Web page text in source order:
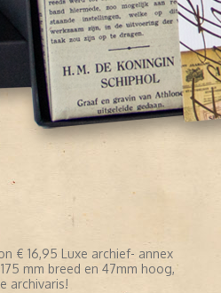
€ 16,95 Luxe archief- annex
mm breed en 47mm hoog,
archivaris!